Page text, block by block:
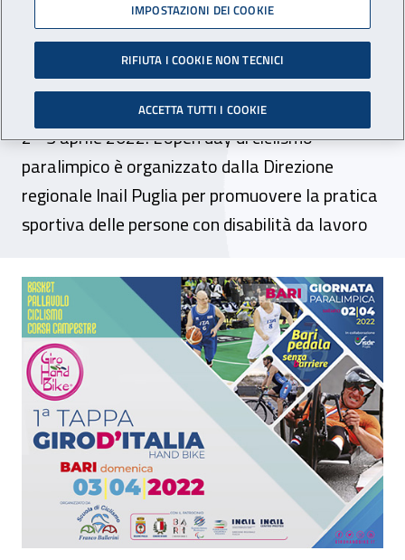
Eventi - "Bari pedala senza
barriere" e "Nessuno
escluso"
2 - 3 aprile 2022. L'open day di ciclismo
paralimpico è organizzato dalla Direzione
regionale Inail Puglia per promuovere la pratica
sportiva delle persone con disabilità da lavoro
Eventi - "Bari pedala senza barriere" e
IMPOSTAZIONI DEI COOKIE
RIFIUTA I COOKIE NON TECNICI
ACCETTA TUTTI I COOKIE